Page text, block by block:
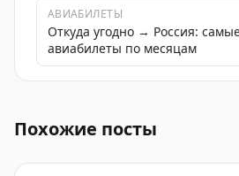
АВИАБИЛЕТЫ
Откуда угодно → Россия:
авиабилеты по месяцам
Похожие посты